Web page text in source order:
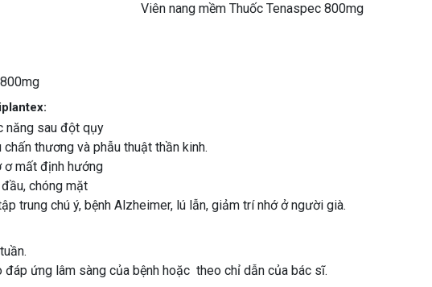
Viên nang mềm Thuốc Tenaspec 800mg
năng sau đột qụy
thương và phẫu thuật thần kinh.
ơ mất định hướng
chóng mặt
trung chú ý, bệnh Alzheimer, lú lẫn, giảm trí nhớ ở người già.
đáp ứng lâm sàng của bệnh hoặc theo chỉ dẫn của bác sĩ.